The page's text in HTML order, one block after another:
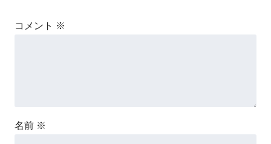
コメント ※
名前 ※